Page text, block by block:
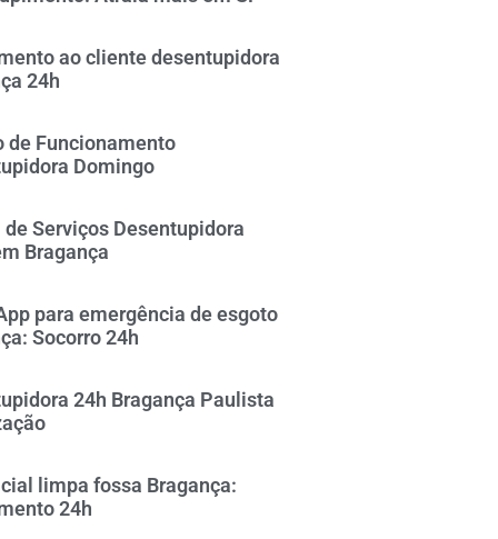
ao cliente desentupidora
24h
de Funcionamento
Domingo
de Serviços Desentupidora
Bragança
para emergência de esgoto
Socorro 24h
24h Bragança Paulista
limpa fossa Bragança:
24h